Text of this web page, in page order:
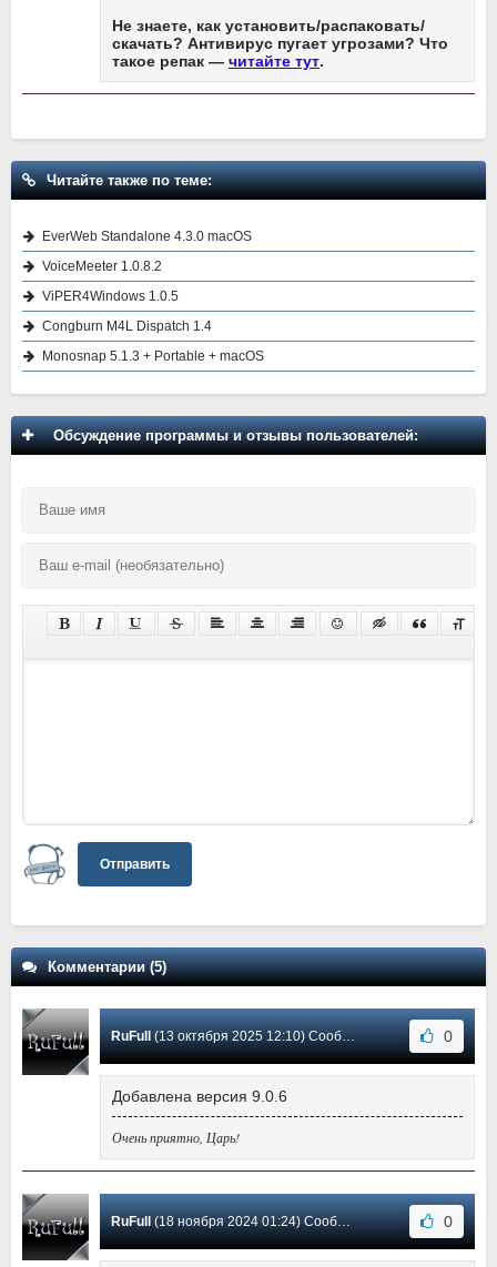
Не знаете, как установить/распаковать/
скачать? Антивирус пугает угрозами? Что
такое репак — читайте тут.
Читайте также по теме:
EverWeb Standalone 4.3.0 macOS
VoiceMeeter 1.0.8.2
ViPER4Windows 1.0.5
Congburn M4L Dispatch 1.4
Monosnap 5.1.3 + Portable + macOS
Обсуждение программы и отзывы пользователей:
Отправить
Комментарии (5)
RuFull(13 октября 2025 12:10) Сообщение #4 0
Добавлена версия 9.0.6
Очень приятно, Царь!
RuFull(18 ноября 2024 01:24) Сообщение #3 0